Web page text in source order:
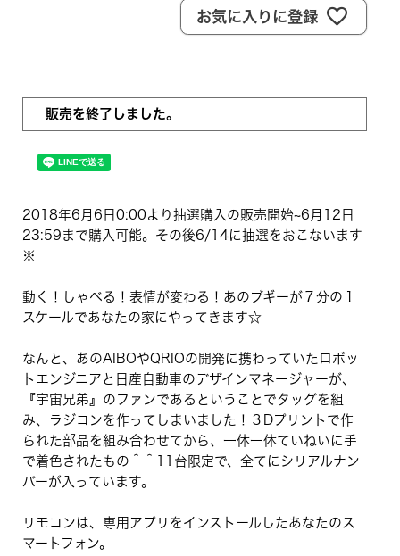
お気に入りに登録
販売を終了しました。
2018年6月6日0:00より抽選購入の販売開始~6月12日
23:59まで購入可能。その後6/14に抽選をおこないます
※
動く！しゃべる！表情が変わる！あのブギーが７分の１
スケールであなたの家にやってきます☆
なんと、あのAIBOやQRIOの開発に携わっていたロボッ
トエンジニアと日産自動車のデザインマネージャーが、
『宇宙兄弟』のファンであるということでタッグを組
み、ラジコンを作ってしまいました！３Dプリントで作
られた部品を組み合わせてから、一体一体ていねいに手
で着色されたもの＾＾11台限定で、全てにシリアルナン
バーが入っています。
リモコンは、専用アプリをインストールしたあなたのス
マートフォン。